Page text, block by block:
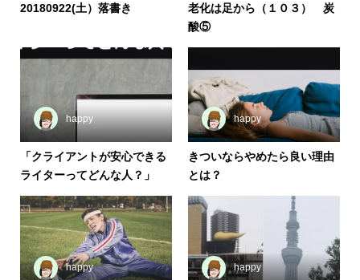
20180922(土）落書き
老化は足から（１０３） 炭
酸⑤
happy
「クライアントが安心できる
ライターってどんな人？」
happy
きついならやめたら良い理由
とは？
happy happy